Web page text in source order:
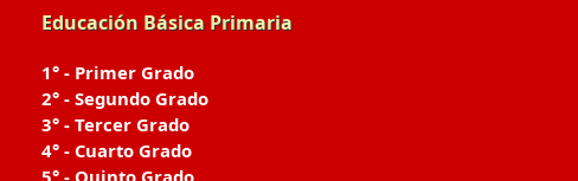
Educación Básica Primaria
1° - Primer Grado
2° - Segundo Grado
3° - Tercer Grado
4° - Cuarto Grado
5° - Quinto Grado